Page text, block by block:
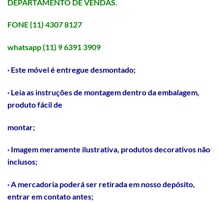
DEPARTAMENTO DE VENDAS.
FONE (11) 4307 8127
whatsapp (11) 9 6391 3909
· Este móvel é entregue desmontado;
· Leia as instruções de montagem dentro da embalagem,
produto fácil de
montar;
· Imagem meramente ilustrativa, produtos decorativos não
inclusos;
· A mercadoria poderá ser retirada em nosso depósito,
entrar em contato antes;